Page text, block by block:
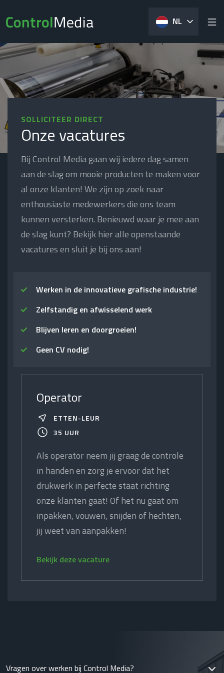
NL
SOLLICITEER DIRECT
Onze vacatures
Bij Control Media gaan wij iedere dag samen
aan de slag om mooie producten te maken voor
al onze klanten! We zijn op zoek naar
enthousiaste medewerkers die ons team
kunnen versterken. Benieuwd waar je mee aan
de slag kunt? Bekijk hier alle openstaande
vacatures en sluit je bij ons aan!
Werken in de innovatieve grafische industrie!
Zelfstandig en afwisselend werk
Blijven leren en doorgroeien!
Geen CV nodig!
Operator
ETTEN-LEUR
35 UUR
Als operator neem jij graag de controle
in handen en zorg je ervoor dat het
drukwerk in perfecte staat richting
onze klanten gaat! Of het nu gaat om
inpakken, vouwen, snijden of hechten,
jij weet van aanpakken!
Bekijk deze vacature
Vragen over werken bij Control Media?